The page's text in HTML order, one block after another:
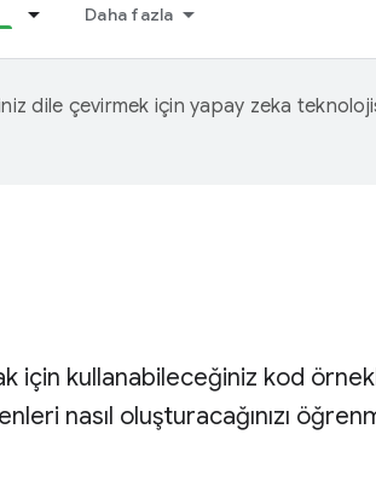
Daha fazla
dile çevirmek için yapay zeka
için kullanabileceğiniz kod
nasıl oluşturacağınızı